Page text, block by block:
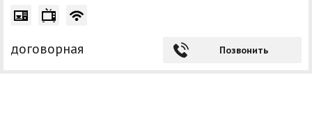
договорная Позвонить